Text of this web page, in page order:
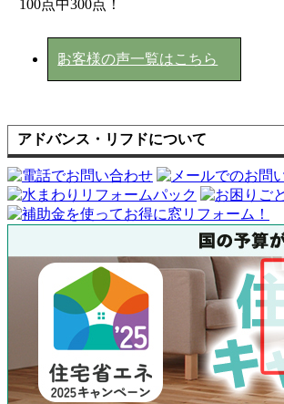
100点中300点！
お客様の声一覧はこちら
アドバンス・リフドについて